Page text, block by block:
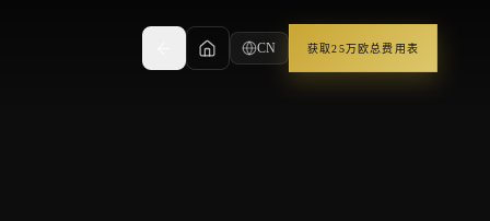
CN 获取25万欧总费用表